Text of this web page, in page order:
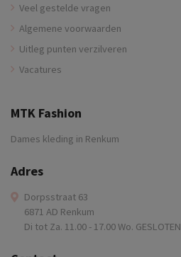
Veel gestelde vragen
Algemene voorwaarden
Uitleg punten verzilveren
Vacatures
MTK Fashion
Dames kleding in Renkum
Adres
Dorpsstraat 63
6871 AD Renkum
Di tot Za. 11.00 - 17.00 Wo. GESLOTEN